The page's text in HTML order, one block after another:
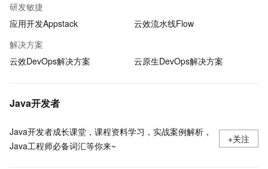
研发敏捷
应用开发Appstack
云效流水线Flow
解决方案
云效DevOps解决方案
云原生DevOps解决方案
Java开发者
Java开发者成长课堂，课程资料学习，实战案例解析，
Java工程师必备词汇等你来~
+关注